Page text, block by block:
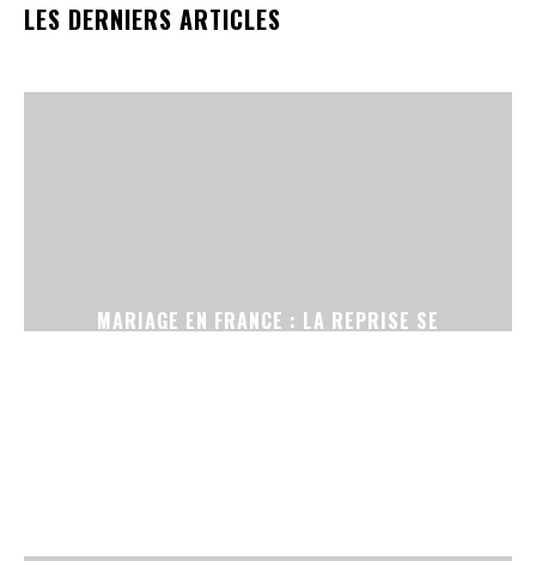
LES DERNIERS ARTICLES
MARIAGE EN FRANCE : LA REPRISE SE